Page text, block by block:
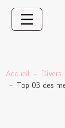
Accueil
Divers
Top 03 des